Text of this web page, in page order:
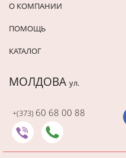
О КОМПАНИИ
ПОМОЩЬ
КАТАЛОГ
МОЛДОВА ул.
+(373) 60 68 00 88